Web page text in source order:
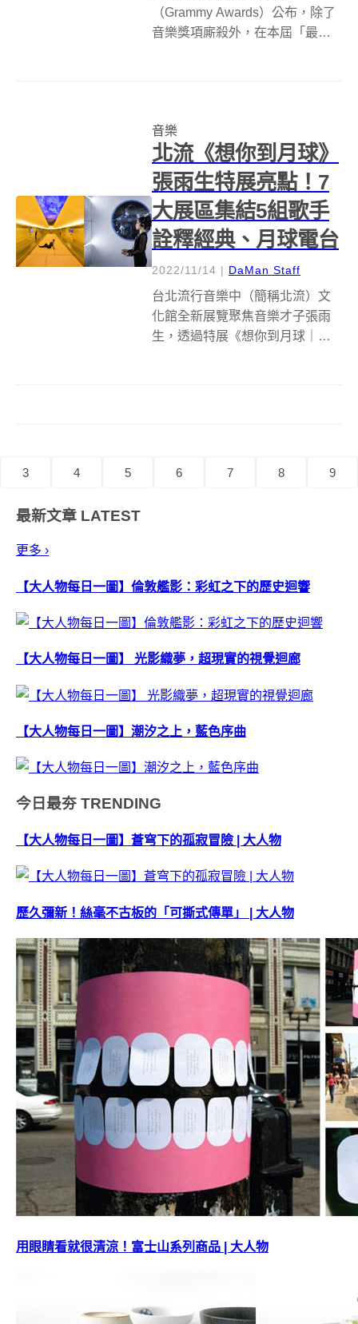
（Grammy Awards）公布，除了
音樂獎項廝殺外，在本屆「最佳
青陽與女兒蕭君...
音樂
北流《想你到月球》
張雨生特展亮點！7
大展區集結5組歌手
詮釋經典、月球電台
2022/11/14 | DaMan Staff
台北流行音樂中（簡稱北流）文
化館全新展覽聚焦音樂才子張雨
生，透過特展《想你到月球｜張
3 4 5 6 7 8 9
最新文章 LATEST
更多 ›
【大人物每日一圖】倫敦艦影：彩虹之下的歷史迴響
【大人物每日一圖】 光影織夢，超現實的視覺迴廊
【大人物每日一圖】潮汐之上，藍色序曲
今日最夯 TRENDING
【大人物每日一圖】蒼穹下的孤寂冒險 | 大人物
歷久彌新！絲毫不古板的「可撕式傳單」 | 大人物
用眼睛看就很清涼！富士山系列商品 | 大人物